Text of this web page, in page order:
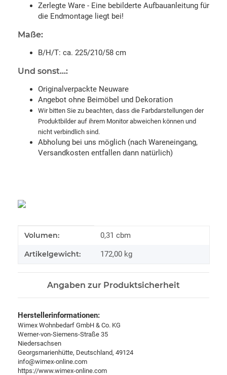
Zerlegte Ware - Eine bebilderte Aufbauanleitung für
die Endmontage liegt bei!
Maße:
B/H/T: ca. 225/210/58 cm
Und sonst...:
Originalverpackte Neuware
Angebot ohne Beimöbel und Dekoration
Wir bitten Sie zu beachten, dass die Farbdarstellungen der
Produktbilder auf ihrem Monitor abweichen können und
nicht verbindlich sind.
Abholung bei uns möglich (nach Wareneingang,
Versandkosten entfallen dann natürlich)
Produkteigenschaft
Wert
Volumen: 0,31 cbm
Artikelgewicht: 172,00 kg
Angaben zur Produktsicherheit
Herstellerinformationen:
Wimex Wohnbedarf GmbH & Co. KG
Werner-von-Siemens-Straße 35
Niedersachsen
Georgsmarienhütte, Deutschland, 49124
info@wimex-online.com
https://www.wimex-online.com